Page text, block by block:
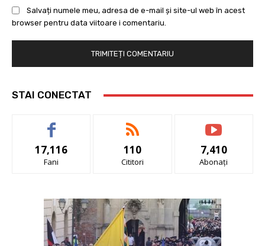
Salvați numele meu, adresa de e-mail și site-ul web în acest
browser pentru data viitoare i comentariu.
STAI CONECTAT
17,116
Fani
110
Cititori
7,410
Abonați